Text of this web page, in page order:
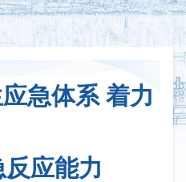
急体系 着力
应能力